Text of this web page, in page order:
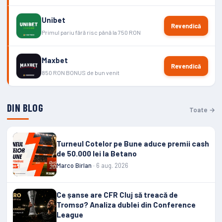
Unibet
Primul pariu fără risc până la 750 RON
Revendică
Maxbet
850 RON BONUS de bun venit
Revendică
DIN BLOG Toate →
Turneul Cotelor pe Bune aduce premii cash
de 50.000 lei la Betano
Marco Birlan · 6 aug. 2026
Ce șanse are CFR Cluj să treacă de
Tromsø? Analiza dublei din Conference
League